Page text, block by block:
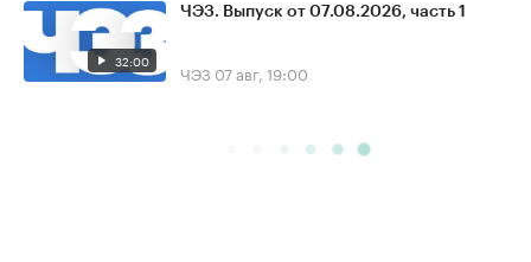
32:00
ЧЭЗ. Выпуск от 07.08.2026, часть 1
ЧЭЗ 07 авг, 19:00